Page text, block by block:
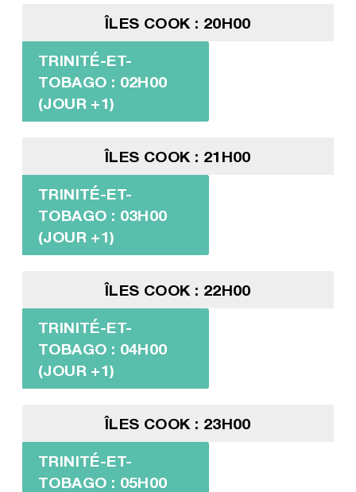
ÎLES COOK : 20H00
TRINITÉ-ET-
TOBAGO : 02H00
(JOUR +1)
ÎLES COOK : 21H00
TRINITÉ-ET-
TOBAGO : 03H00
(JOUR +1)
ÎLES COOK : 22H00
TRINITÉ-ET-
TOBAGO : 04H00
(JOUR +1)
ÎLES COOK : 23H00
TRINITÉ-ET-
TOBAGO : 05H00